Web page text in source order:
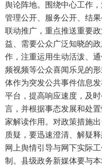
舆论阵地。围绕中心工作
管理公开、服务公开、结
联动推广，重点推送重要
益、需要公众广泛知晓的
作，注重运用生动活泼、
频视频等公众喜闻乐见的
体作为突发公共事件信息
平台，提高响应速度，及
言，并根据事态发展和处
家解读作用。对政策措施
质疑，要迅速澄清、解疑
网上舆情引导与网下实际
制。县级政务新媒体要与